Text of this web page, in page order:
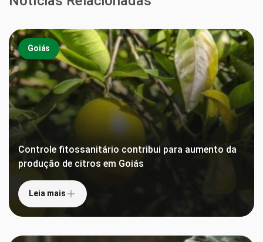
Goiás
Controle fitossanitário contribui para aumento da
produção de citros em Goiás
Leia mais